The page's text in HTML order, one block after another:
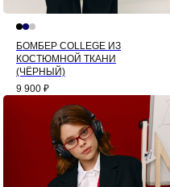
БОМБЕР COLLEGE ИЗ
КОСТЮМНОЙ ТКАНИ
(ЧЁРНЫЙ)
9 900 ₽